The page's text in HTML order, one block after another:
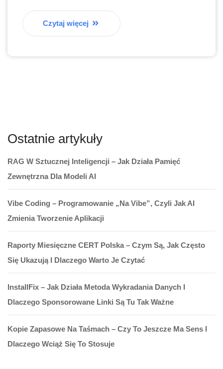
Czytaj więcej
Ostatnie artykuły
RAG W Sztucznej Inteligencji – Jak Działa Pamięć
Zewnętrzna Dla Modeli AI
Vibe Coding – Programowanie „na Vibe”, Czyli Jak AI
Zmienia Tworzenie Aplikacji
Raporty Miesięczne CERT Polska – Czym Są, Jak Często
Się Ukazują I Dlaczego Warto Je Czytać
InstallFix – Jak Działa Metoda Wykradania Danych I
Dlaczego Sponsorowane Linki Są Tu Tak Ważne
Kopie Zapasowe Na Taśmach – Czy To Jeszcze Ma Sens I
Dlaczego Wciąż Się To Stosuje